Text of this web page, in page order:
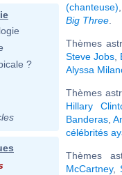
?
(chanteuse)
Big Three
Thèmes
Steve Jobs
Alyssa
Thèmes
Hillary
Banderas ,
célébrités
Thèmes
McCartney,